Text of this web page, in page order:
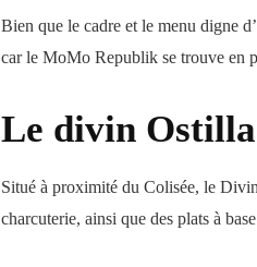
Bien que le cadre et le menu digne
car le MoMo Republik se trouve en
Le divin
Situé à proximité du Colisée, le
charcuterie, ainsi que des plats à